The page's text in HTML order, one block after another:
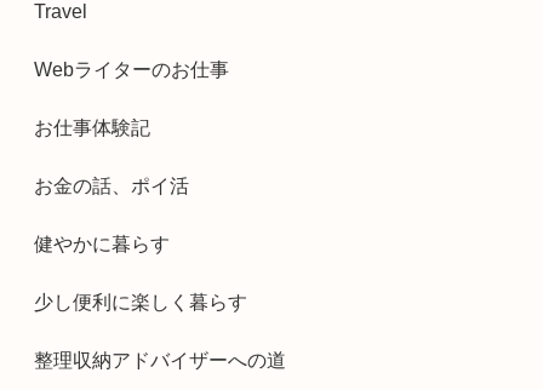
Travel
Webライターのお仕事
お仕事体験記
お金の話、ポイ活
健やかに暮らす
少し便利に楽しく暮らす
整理収納アドバイザーへの道